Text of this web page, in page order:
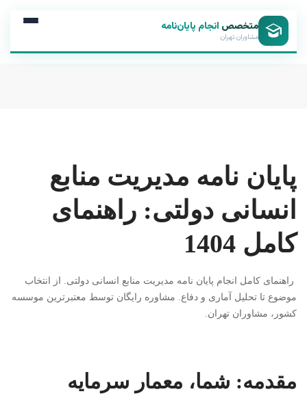
متخصص انجام پایان‌نامه
مشاوران تهران
پایان نامه مدیریت منابع
انسانی دولتی: راهنمای
کامل 1404
راهنمای کامل انجام پایان نامه مدیریت منابع انسانی دولتی. از انتخاب
موضوع تا تحلیل آماری و دفاع. مشاوره رایگان توسط معتبرترین موسسه
کشور، مشاوران تهران.
مقدمه: شما، معمار سرمایه